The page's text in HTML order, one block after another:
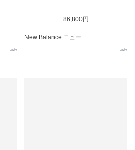
asty
86,800円
New Balance ニュー...
asty